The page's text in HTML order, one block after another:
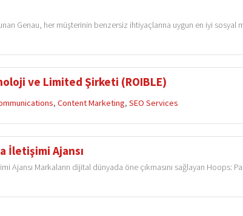
Genau, her müşterinin benzersiz ihtiyaçlarına uygun en iyi sosyal
ve Limited Şirketi (ROIBLE)
,Content Marketing,SEO Services
İletişimi Ajansı
Ajansı Markaların dijital dünyada öne çıkmasını sağlayan Hoops: